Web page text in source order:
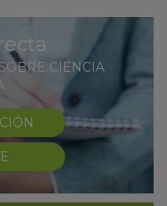
CIENCIA